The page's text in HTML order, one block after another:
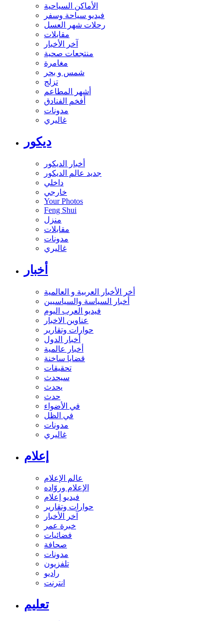
الأماكن السياحية
فيديو سياحة وسفر
رحلات شهر العسل
مقابلات
آخر الأخبار
منتجعات صحية
مغامرة
شمس و بحر
تزلج
أشهر المطاعم
أفخم الفنادق
مدونات
غاليري
ديكور
أخبار الديكور
جديد عالم الديكور
داخلي
خارجي
Your Photos
Feng Shui
منزل
مقابلات
مدونات
غاليري
أخبار
أخر الأخبار العربية و العالمية
أخبار السياسة والسياسيين
فيديو العرب اليوم
عناوين الاخبار
حوارات وتقارير
أخبار الدول
أخبار عالمية
قضايا ساخنة
تحقيقات
سيحدث
يحدث
حدث
في الأضواء
في الظل
مدونات
غاليري
إعلام
عالم الإعلام
الإعلام وروّاده
فيديو إعلام
حوارات وتقارير
آخر الأخبار
خبرة عمر
فضائيات
صحافة
مدونات
تلفزيون
راديو
انترنت
تعليم